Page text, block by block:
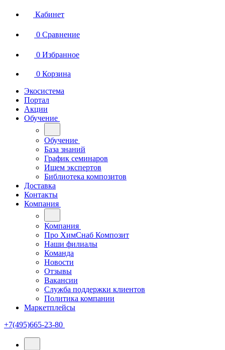
Кабинет
0 Сравнение
0 Избранное
0 Корзина
Экосистема
Портал
Акции
Обучение
Обучение
База знаний
График семинаров
Ищем экспертов
Библиотека композитов
Доставка
Контакты
Компания
Компания
Про ХимСнаб Композит
Наши филиалы
Команда
Новости
Отзывы
Вакансии
Служба поддержки клиентов
Политика компании
Маркетплейсы
+7(495)665-23-80